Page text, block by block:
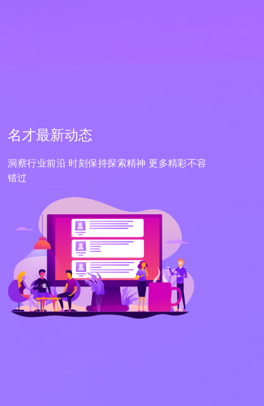
名才最新动态
洞察行业前沿 时刻保持探索精神 更多精彩不容
错过